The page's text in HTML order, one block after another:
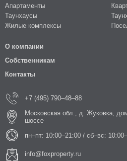
Апартаменты
Таунхаусы
Жилые комплексы
О компании
Собственникам
Контакты
+7 (495) 790–48–88
Московская обл., д. Жуковка,
шоссе
пн–пт: 10:00–21:00 / сб–вс:
info@foxproperty.ru